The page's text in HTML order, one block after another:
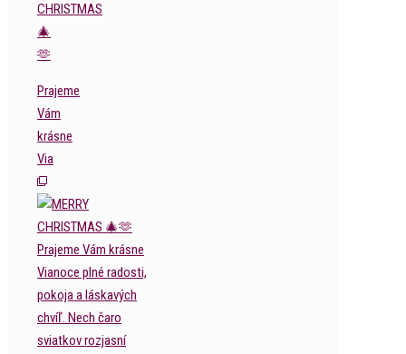
CHRISTMAS
🎄
🫶
Prajeme
Vám
krásne
Via